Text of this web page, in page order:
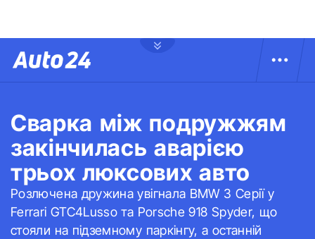
Сварка між подружжям
закінчилась аварією
трьох люксових авто
Розлючена дружина увігнала BMW 3 Серії у
Ferrari GTC4Lusso та Porsche 918 Spyder, що
стояли на підземному паркінгу, а останній